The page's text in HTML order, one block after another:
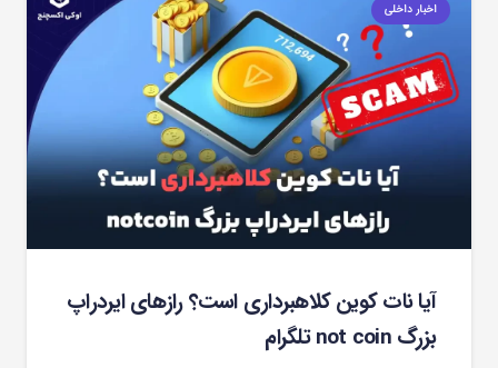
اخبار داخلی
آیا نات کوین کلاهبرداری است؟ رازهای ایردراپ
بزرگ not coin تلگرام